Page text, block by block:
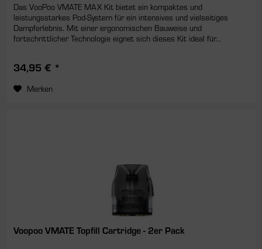
Das VooPoo VMATE MAX Kit bietet ein kompaktes und
leistungsstarkes Pod-System für ein intensives und vielseitiges
Dampferlebnis. Mit einer ergonomischen Bauweise und
fortschrittlicher Technologie eignet sich dieses Kit ideal für...
34,95 € *
Merken
Voopoo VMATE Topfill Cartridge - 2er Pack